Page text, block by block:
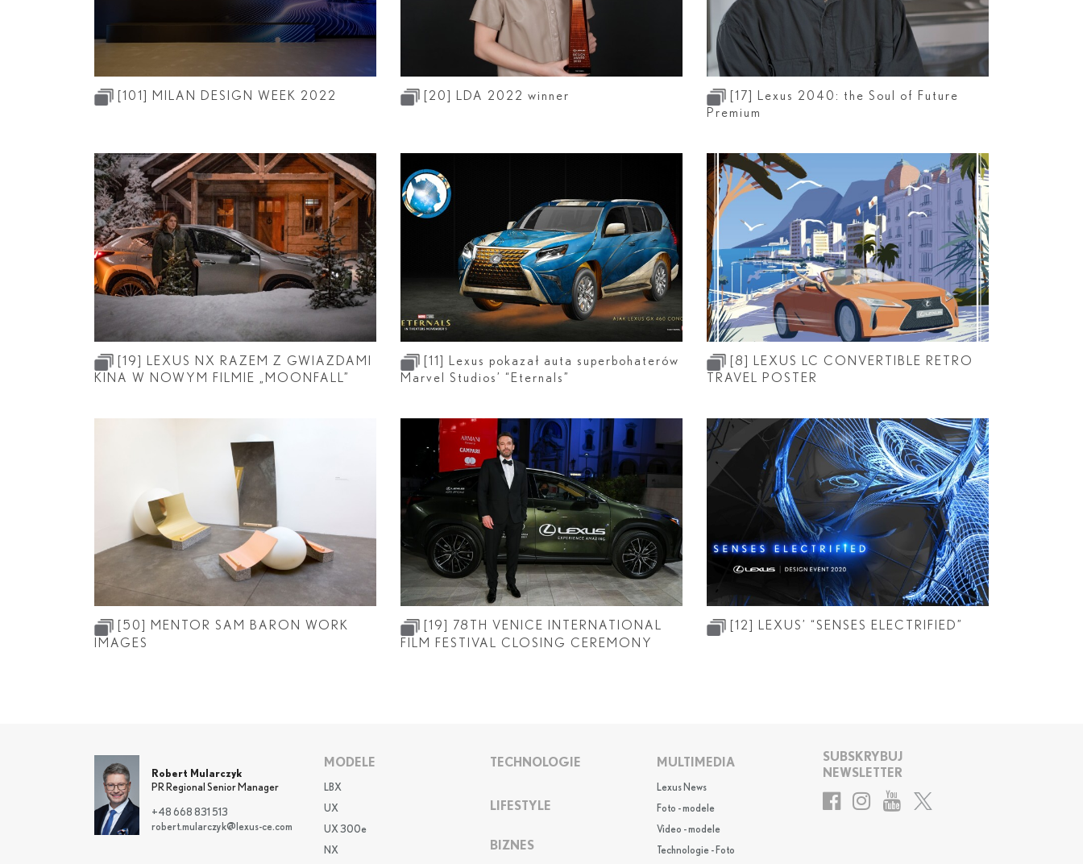
[101] MILAN DESIGN WEEK 2022 [20] LDA 2022 winner [17]
Lexus 2040: the Soul of Future
Premium
[19]
LEXUS NX RAZEM Z GWIAZDAMI
KINA W NOWYM FILMIE „MOONFALL”
[11]
Lexus pokazał auta superbohaterów
Marvel Studios’ “Eternals”
[8]
LEXUS LC CONVERTIBLE RETRO
TRAVEL POSTER
[50]
MENTOR SAM BARON WORK
IMAGES
[19]
78TH VENICE INTERNATIONAL
FILM FESTIVAL CLOSING CEREMONY
[12] LEXUS’ “SENSES ELECTRIFIED”
Robert Mularczyk
PR Regional Senior Manager
+48 668 831 513
robert.mularczyk@lexus-ce.com
MODELE
LBX
UX
UX 300e
NX
TECHNOLOGIE
LIFESTYLE
BIZNES
MULTIMEDIA
Lexus News
Foto - modele
Video - modele
Technologie - Foto
SUBSKRYBUJ
NEWSLETTER